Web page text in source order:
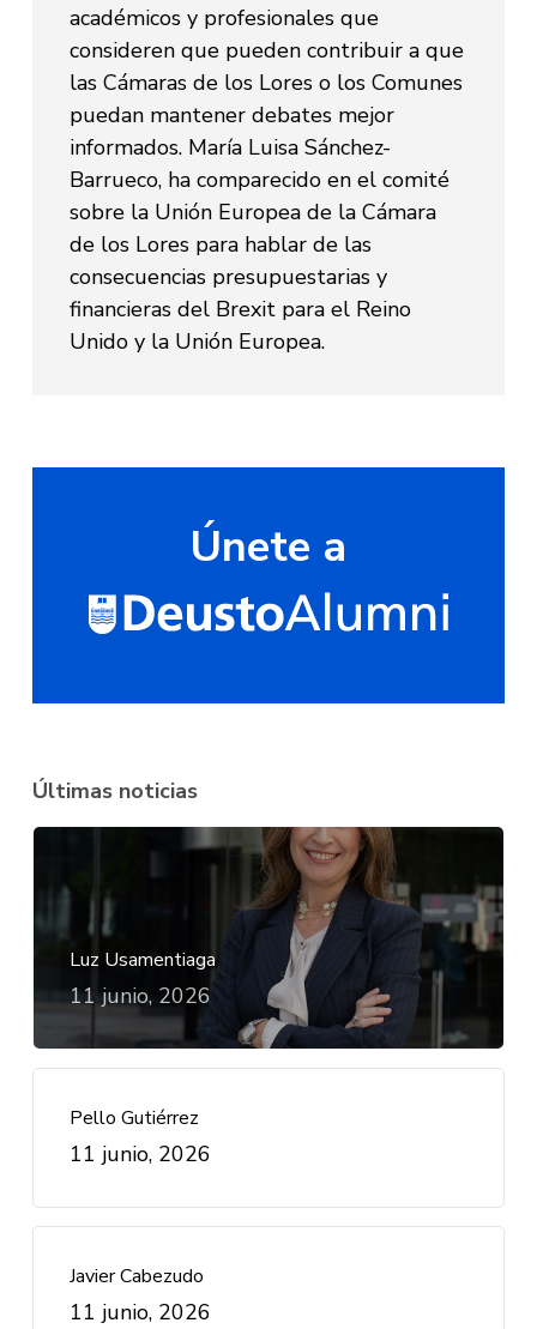
académicos y profesionales que
consideren que pueden contribuir a que
las Cámaras de los Lores o los Comunes
puedan mantener debates mejor
informados. María Luisa Sánchez-
Barrueco, ha comparecido en el comité
sobre la Unión Europea de la Cámara
de los Lores para hablar de las
consecuencias presupuestarias y
financieras del Brexit para el Reino
Unido y la Unión Europea.
Únete a
Últimas noticias
Luz Usamentiaga
11 junio, 2026
Pello Gutiérrez
11 junio, 2026
Javier Cabezudo
11 junio, 2026